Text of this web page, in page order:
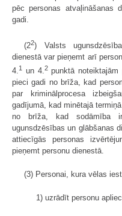
pēc personas atvaļināšanas
gadi.
(22) Valsts
dienestā var pieņemt arī
4.1 un 4.2punktā noteiktajām
pieci gadi no brīža, kad
par kriminālprocesa
gadījumā, kad minētajā
no brīža, kad sodāmība
ugunsdzēsības un glābšanas
attiecīgās personas
pieņemt personu dienestā.
(3) Personai, kura vēlas
1) uzrādīt personu